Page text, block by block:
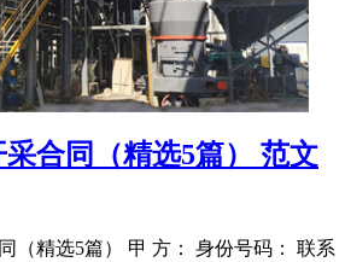
合同（精选5篇） 范文
（精选5篇） 甲 方： 身份号码： 联系